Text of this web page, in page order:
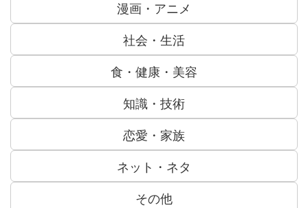
漫画・アニメ
社会・生活
食・健康・美容
知識・技術
恋愛・家族
ネット・ネタ
その他